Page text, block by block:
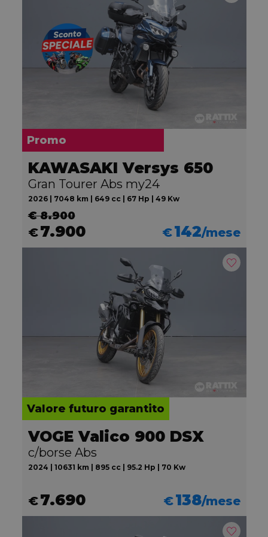
Promo
KAWASAKI Versys 650
Gran Tourer Abs my24
2026 | 7048 km | 649 cc | 67 Hp | 49 Kw
€ 8.900
€7.900 €142/mese
Valore futuro garantito
VOGE Valico 900 DSX
c/borse Abs
2024 | 10631 km | 895 cc | 95.2 Hp | 70 Kw
€7.690 €138/mese